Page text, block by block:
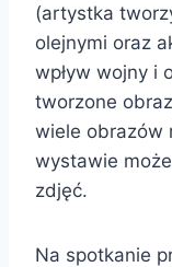
(artystka
olejnymi oraz
wpływ wojny i
tworzone
wiele obrazów
wystawie
zdjęć.
Na spotkanie